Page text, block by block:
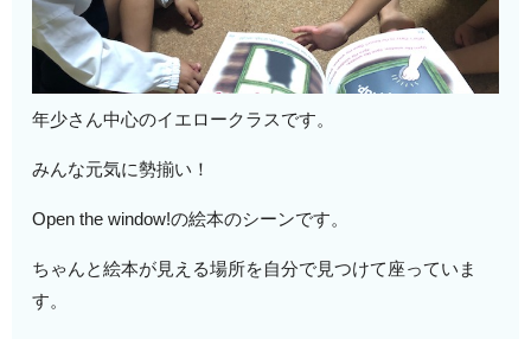
年少さん中心のイエロークラスです。
みんな元気に勢揃い！
Open the window!の絵本のシーンです。
ちゃんと絵本が見える場所を自分で見つけて座っていま
す。